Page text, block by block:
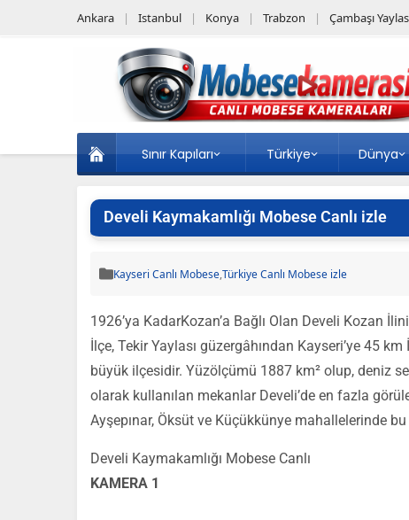
Ankara Istanbul Konya Trabzon Çambaşı
Sınır Kapıları Türkiye Dünya
Develi Kaymakamlığı Mobese Canlı izle
Kayseri Canlı Mobese,Türkiye Canlı Mobese izle
1926’ya KadarKozan’a Bağlı Olan Develi Kozan
İlçe, Tekir Yaylası güzergâhından Kayseri’ye 45
büyük ilçesidir. Yüzölçümü 1887 km² olup, deniz
olarak kullanılan mekanlar Develi’de en fazla
Ayşepınar, Öksüt ve Küçükkünye mahallelerinde
Develi Kaymakamlığı Mobese Canlı
KAMERA 1